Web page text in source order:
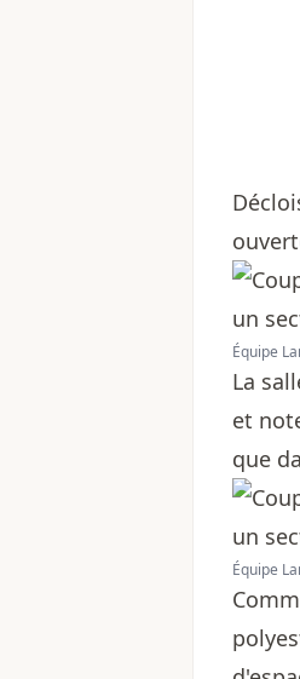
Équipe
La
et
que
Équipe